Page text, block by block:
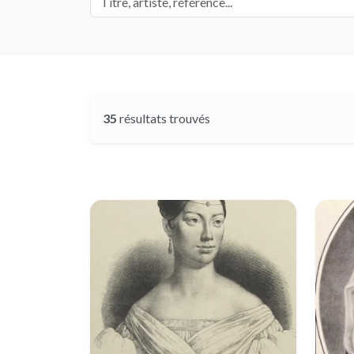
35 résultats trouvés